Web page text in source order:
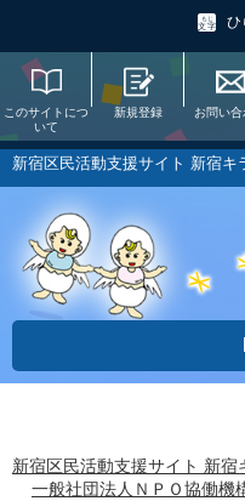
ひ
このサイトにつ
いて
新規登録 お問い
新宿区民活動支援サイト 新宿キ
新宿区民活動支援サイト 新宿
一般社団法人ＮＰＯ協働機